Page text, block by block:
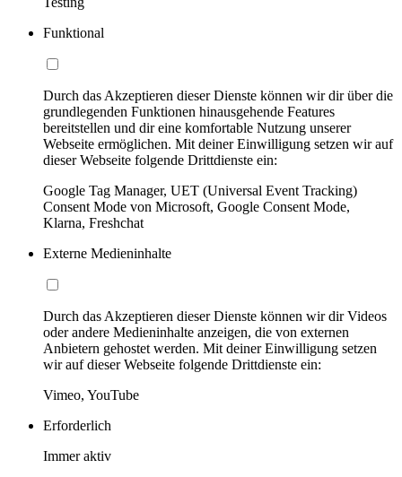
Funktional
Durch das Akzeptieren dieser Dienste können wir dir über die
grundlegenden Funktionen hinausgehende Features
bereitstellen und dir eine komfortable Nutzung unserer
Webseite ermöglichen. Mit deiner Einwilligung setzen wir auf
dieser Webseite folgende Drittdienste ein:
Google Tag Manager, UET (Universal Event Tracking)
Consent Mode von Microsoft, Google Consent Mode,
Klarna, Freshchat
Externe Medieninhalte
Durch das Akzeptieren dieser Dienste können wir dir Videos
oder andere Medieninhalte anzeigen, die von externen
Anbietern gehostet werden. Mit deiner Einwilligung setzen
wir auf dieser Webseite folgende Drittdienste ein:
Vimeo, YouTube
Erforderlich
Immer aktiv